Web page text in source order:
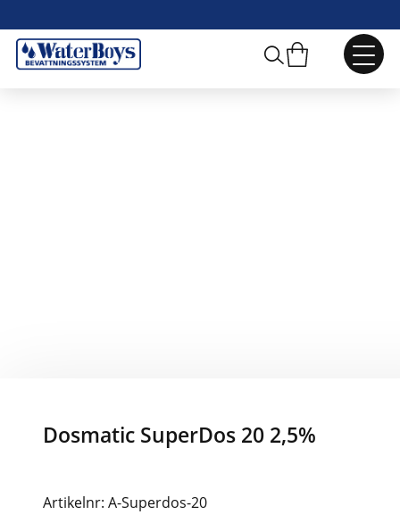
Webbshop / Gödselinjektorer
Dosmatic SuperDos 20 2,5%
Artikelnr: A-Superdos-20